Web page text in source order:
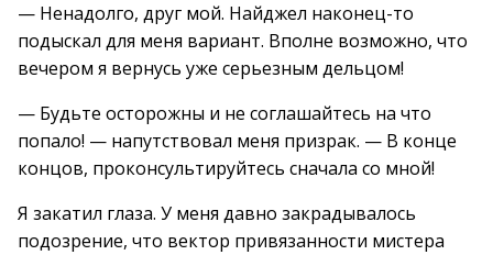
— Ненадолго, друг мой. Найджел наконец-то
подыскал для меня вариант. Вполне возможно, что
вечером я вернусь уже серьезным дельцом!
— Будьте осторожны и не соглашайтесь на что
попало! — напутствовал меня призрак. — В конце
концов, проконсультируйтесь сначала со мной!
Я закатил глаза. У меня давно закрадывалось
подозрение, что вектор привязанности мистера